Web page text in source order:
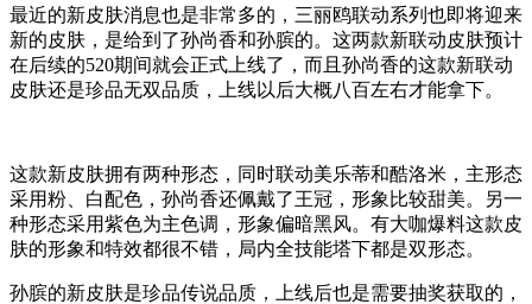
最近的新皮肤消息也是非常多的，三丽鸥联动系列也即将迎来
新的皮肤，是给到了孙尚香和孙膑的。这两款新联动皮肤预计
在后续的520期间就会正式上线了，而且孙尚香的这款新联动
皮肤还是珍品无双品质，上线以后大概八百左右才能拿下。
这款新皮肤拥有两种形态，同时联动美乐蒂和酷洛米，主形态
采用粉、白配色，孙尚香还佩戴了王冠，形象比较甜美。另一
种形态采用紫色为主色调，形象偏暗黑风。有大咖爆料这款皮
肤的形象和特效都很不错，局内全技能塔下都是双形态。
孙膑的新皮肤是珍品传说品质，上线后也是需要抽奖获取的，